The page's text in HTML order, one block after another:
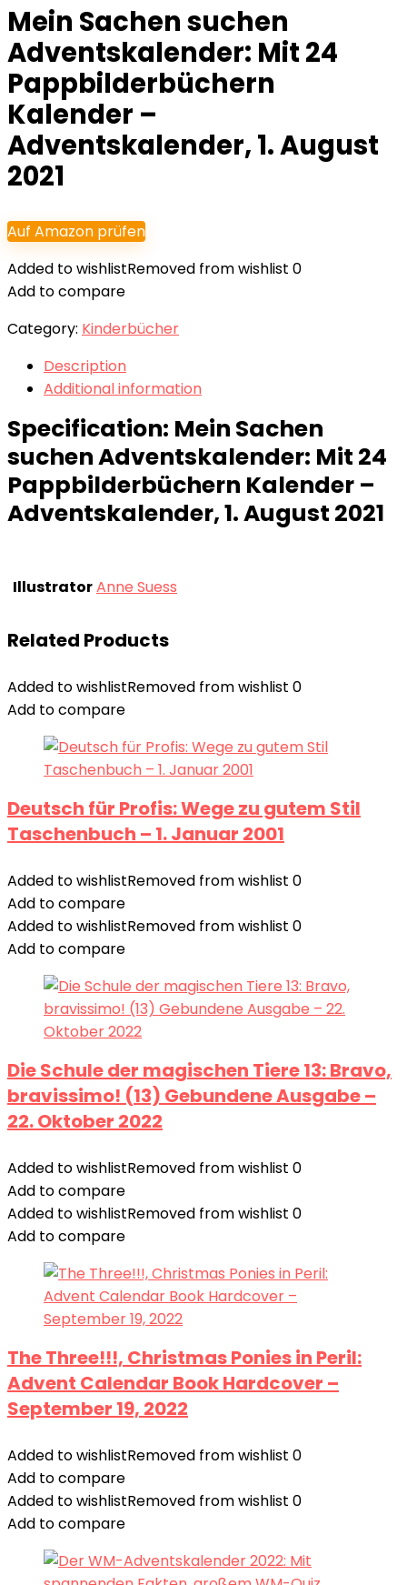
Mein Sachen suchen
Adventskalender: Mit 24
Pappbilderbüchern
Kalender –
Adventskalender, 1. August
2021
Auf Amazon prüfen
Added to wishlistRemoved from wishlist 0
Add to compare
Category: Kinderbücher
Description
Additional information
Specification: Mein Sachen
suchen Adventskalender: Mit 24
Pappbilderbüchern Kalender –
Adventskalender, 1. August 2021
IllustratorAnne Suess
Related Products
Added to wishlistRemoved from wishlist 0
Add to compare
Deutsch für Profis: Wege zu gutem Stil
Taschenbuch – 1. Januar 2001
Added to wishlistRemoved from wishlist 0
Add to compare
Added to wishlistRemoved from wishlist 0
Add to compare
Die Schule der magischen Tiere 13: Bravo,
bravissimo! (13) Gebundene Ausgabe –
22. Oktober 2022
Added to wishlistRemoved from wishlist 0
Add to compare
Added to wishlistRemoved from wishlist 0
Add to compare
The Three!!!, Christmas Ponies in Peril:
Advent Calendar Book Hardcover –
September 19, 2022
Added to wishlistRemoved from wishlist 0
Add to compare
Added to wishlistRemoved from wishlist 0
Add to compare